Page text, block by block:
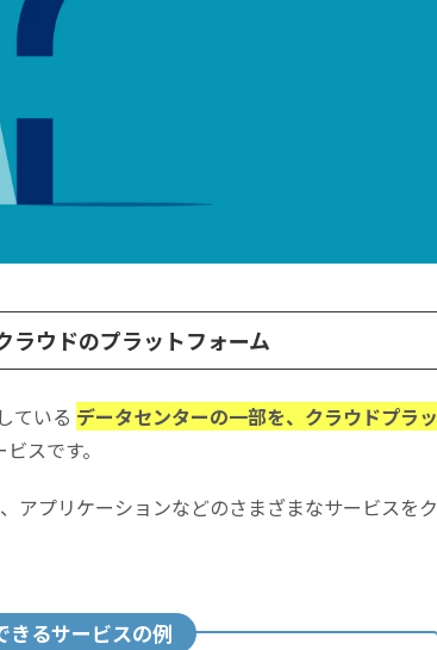
る企業
を提供する企業
比較
ラウドのプラットフォーム
ている データセンターの一部を、クラウドプラッ
スです。
アプリケーションなどのさまざまなサービスをク
きるサービスの例